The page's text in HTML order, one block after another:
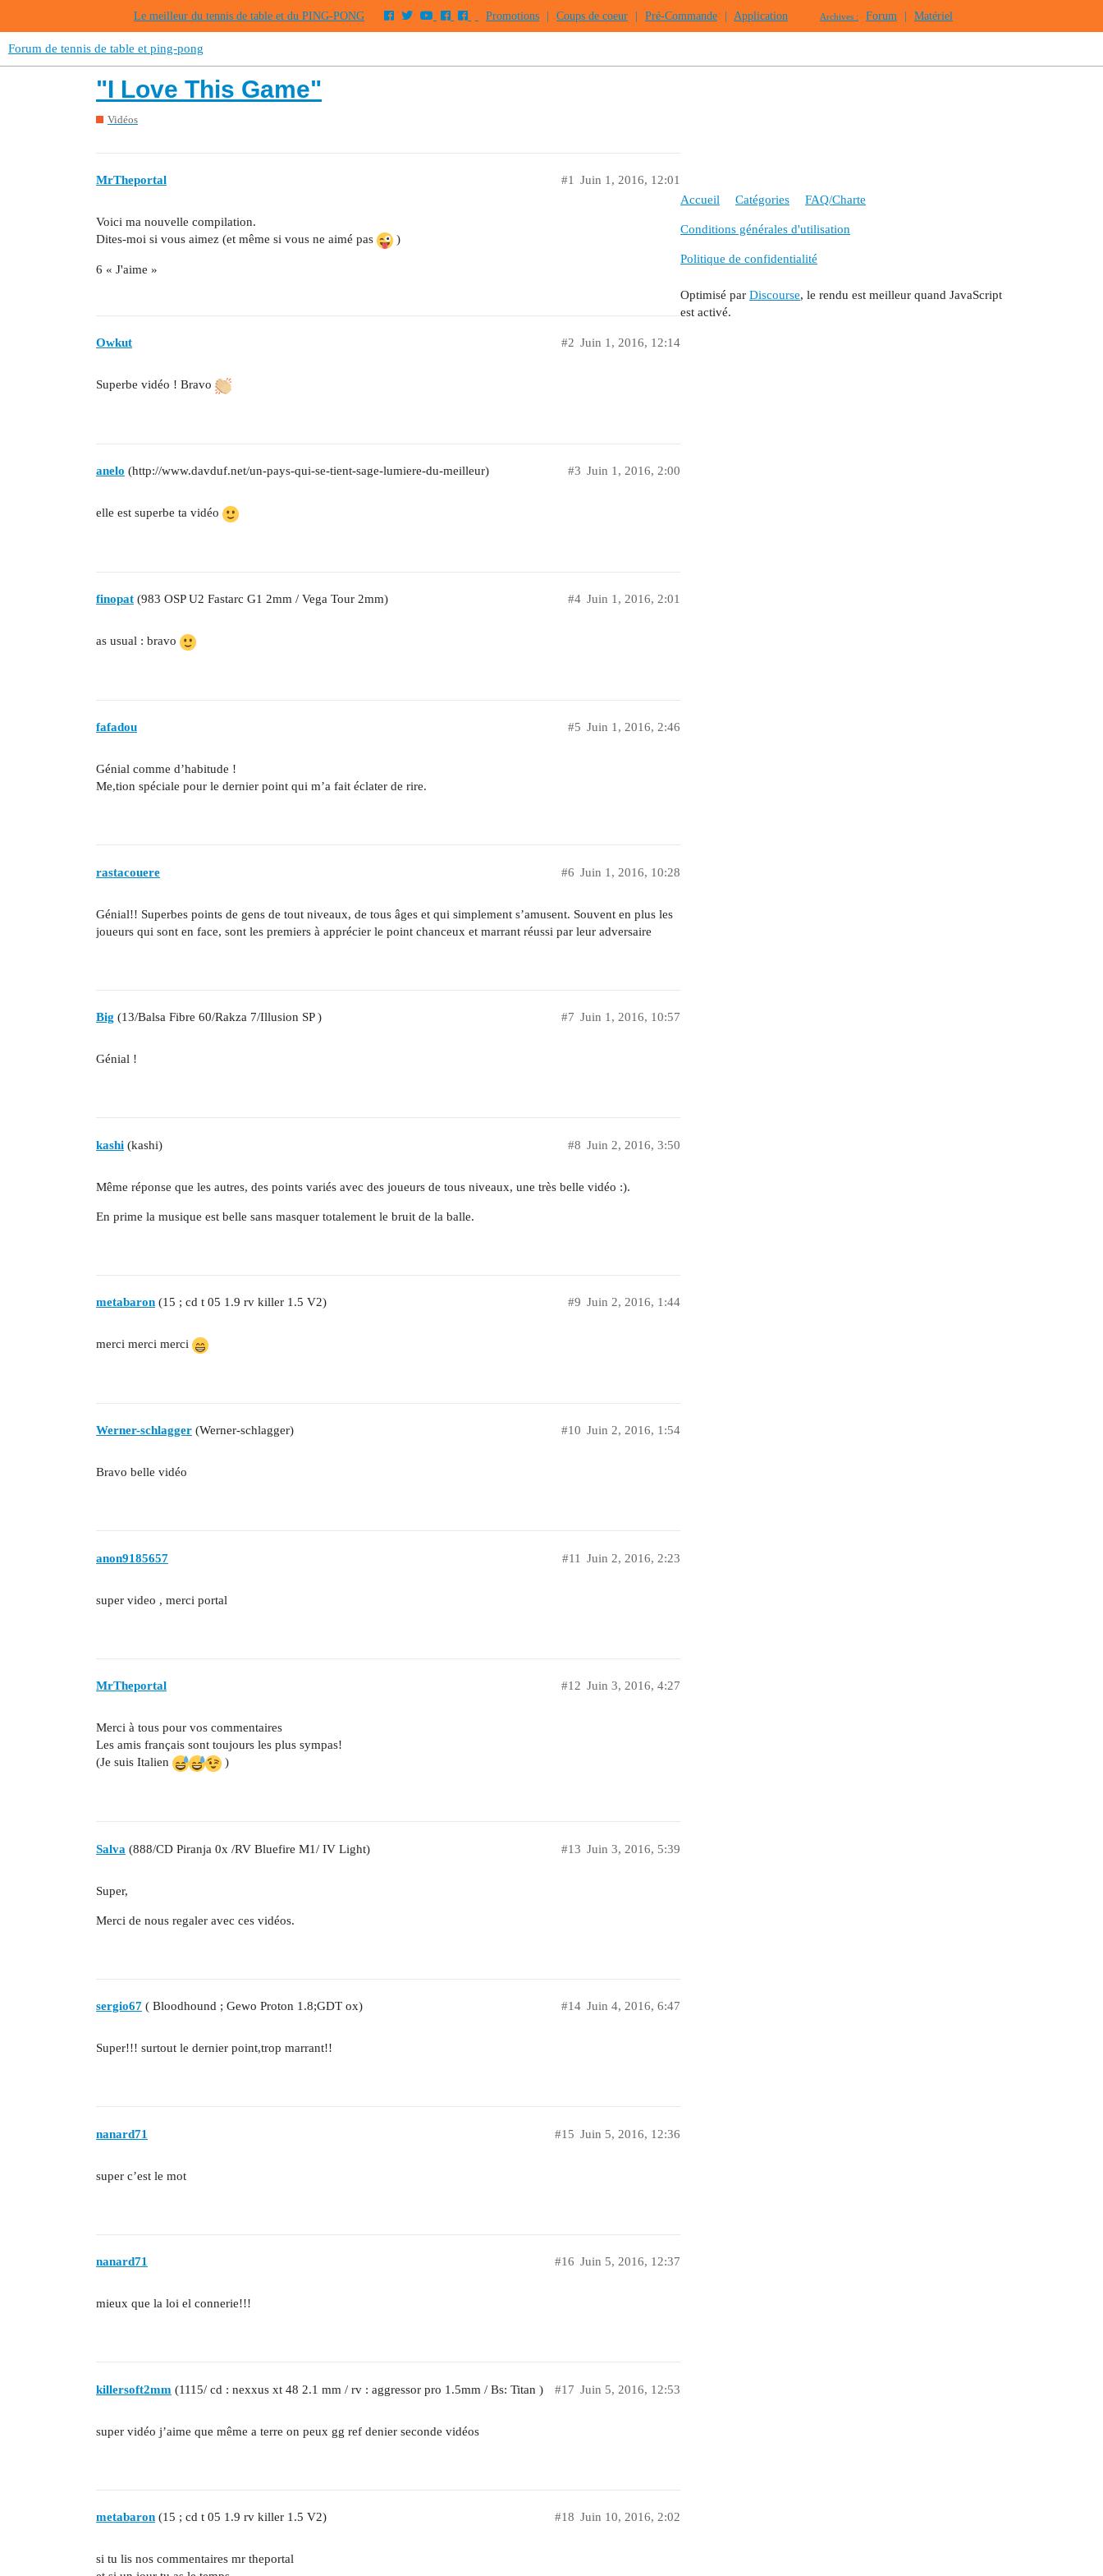
Le meilleur du tennis de table et du PING-PONG Promotions Coups de coeur Pré-Commande Application Archives : Forum Matériel
Forum de tennis de table et ping-pong
"I Love This Game"
Vidéos
MrTheportal Juin 1, 2016, 12:01
#1
Voici ma nouvelle compilation.
Dites-moi si vous aimez (et même si vous ne aimé pas
)
6 « J'aime »
Owkut Juin 1, 2016, 12:14
#2
Superbe vidéo ! Bravo
anelo (http://www.davduf.net/un-pays-qui-se-tient-sage-lumiere-du-meilleur) Juin 1, 2016, 2:00
#3
elle est superbe ta vidéo
finopat (983 OSP U2 Fastarc G1 2mm / Vega Tour 2mm) Juin 1, 2016, 2:01
#4
as usual : bravo
fafadou Juin 1, 2016, 2:46
#5
Génial comme d’habitude !
Me,tion spéciale pour le dernier point qui m’a fait éclater de rire.
rastacouere Juin 1, 2016, 10:28
#6
Génial!! Superbes points de gens de tout niveaux, de tous âges et qui simplement s’amusent. Souvent en plus les
joueurs qui sont en face, sont les premiers à apprécier le point chanceux et marrant réussi par leur adversaire
Big (13/Balsa Fibre 60/Rakza 7/Illusion SP ) Juin 1, 2016, 10:57
#7
Génial !
kashi (kashi) Juin 2, 2016, 3:50
#8
Même réponse que les autres, des points variés avec des joueurs de tous niveaux, une très belle vidéo :).
En prime la musique est belle sans masquer totalement le bruit de la balle.
metabaron (15 ; cd t 05 1.9 rv killer 1.5 V2) Juin 2, 2016, 1:44
#9
merci merci merci
Werner-schlagger (Werner-schlagger) Juin 2, 2016, 1:54
#10
Bravo belle vidéo
anon9185657 Juin 2, 2016, 2:23
#11
super video , merci portal
MrTheportal Juin 3, 2016, 4:27
#12
Merci à tous pour vos commentaires
Les amis français sont toujours les plus sympas!
(Je suis Italien
)
Salva (888/CD Piranja 0x /RV Bluefire M1/ IV Light) Juin 3, 2016, 5:39
#13
Super,
Merci de nous regaler avec ces vidéos.
sergio67 ( Bloodhound ; Gewo Proton 1.8;GDT ox) Juin 4, 2016, 6:47
#14
Super!!! surtout le dernier point,trop marrant!!
nanard71 Juin 5, 2016, 12:36
#15
super c’est le mot
nanard71 Juin 5, 2016, 12:37
#16
mieux que la loi el connerie!!!
killersoft2mm (1115/ cd : nexxus xt 48 2.1 mm / rv : aggressor pro 1.5mm / Bs: Titan ) Juin 5, 2016, 12:53
#17
super vidéo j’aime que même a terre on peux gg ref denier seconde vidéos
metabaron (15 ; cd t 05 1.9 rv killer 1.5 V2) Juin 10, 2016, 2:02
#18
si tu lis nos commentaires mr theportal
Accueil Catégories FAQ/Charte
Conditions générales d'utilisation
Politique de confidentialité
Optimisé par Discourse, le rendu est meilleur quand JavaScript
est activé.